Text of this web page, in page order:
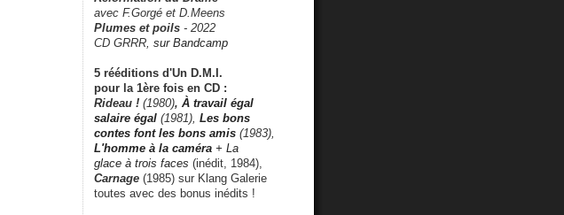
avec F.Gorgé et D.Meens
Plumes et poils - 2022
CD GRRR, sur Bandcamp
5 rééditions d'Un D.M.I.
pour la 1ère fois en CD :
Rideau ! (1980), À travail égal
salaire égal (1981), Les bons
contes font les bons amis (1983),
L'homme à la caméra + La
glace à trois faces (inédit, 1984),
Carnage (1985) sur Klang Galerie
toutes avec des bonus inédits !